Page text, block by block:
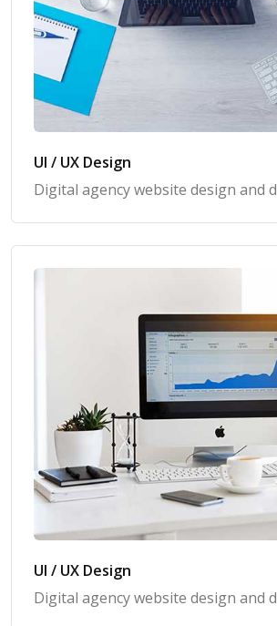
UI / UX Design
Digital agency website design and
UI / UX Design
Digital agency website design and